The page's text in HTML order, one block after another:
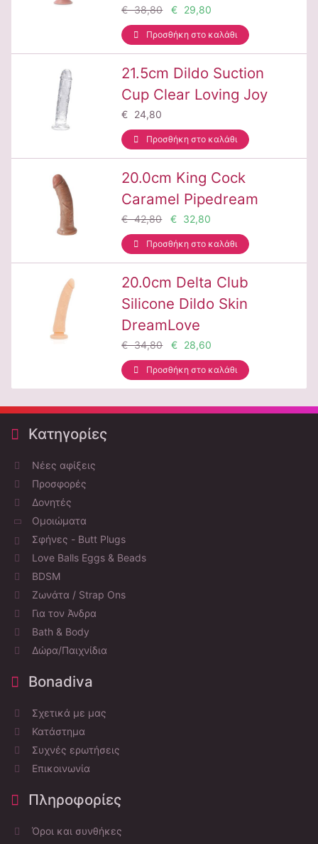
€ 38,80 € 29,80
Προσθήκη στο καλάθι
21.5cm Dildo Suction
Cup Clear Loving Joy
€ 24,80
Προσθήκη στο καλάθι
20.0cm King Cock
Caramel Pipedream
€ 42,80 € 32,80
Προσθήκη στο καλάθι
20.0cm Delta Club
Silicone Dildo Skin
DreamLove
€ 34,80 € 28,60
Προσθήκη στο καλάθι
Κατηγορίες
Νέες αφίξεις
Προσφορές
Δονητές
Ομοιώματα
Σφήνες - Butt Plugs
Love Balls Eggs & Beads
BDSM
Ζωνάτα / Strap Ons
Για τον Άνδρα
Bath & Body
Δώρα/Παιχνίδια
Bonadiva
Σχετικά με μας
Κατάστημα
Συχνές ερωτήσεις
Επικοινωνία
Πληροφορίες
Όροι και συνθήκες